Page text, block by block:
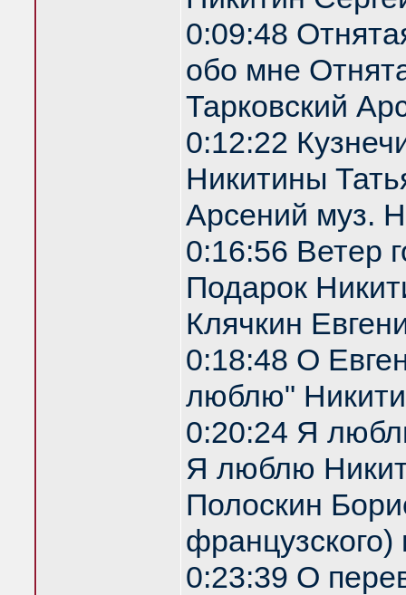
0:09:48
обо мне
Тарковский
0:12:22
Никитины
Арсений муз.
0:16:56 Ветер
Подарок
Клячкин
0:18:48 О
люблю"
0:20:24 Я
Я люблю
Полоскин
0:23:39 О